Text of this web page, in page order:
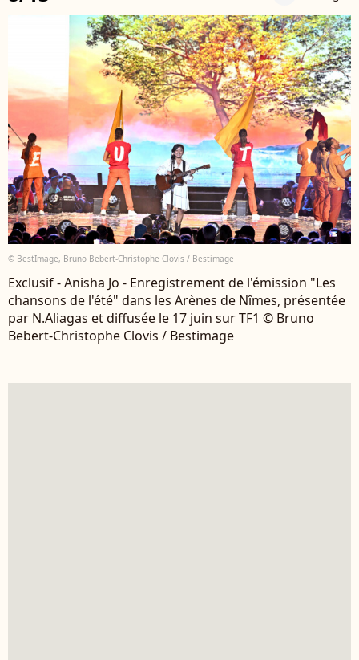
© BestImage, Bruno Bebert-Christophe Clovis / Bestimage
Exclusif - Anisha Jo - Enregistrement de l'émission "Les
chansons de l'été" dans les Arènes de Nîmes, présentée
par N.Aliagas et diffusée le 17 juin sur TF1 © Bruno
Bebert-Christophe Clovis / Bestimage